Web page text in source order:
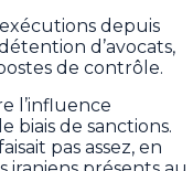
depuis
d’avocats,
de contrôle.
l’influence
biais de sanctions.
pas assez, en